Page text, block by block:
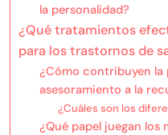
la personalidad?
¿Qué tratamientos
para los trastornos de
¿Cómo contribuyen la
asesoramiento a la
¿Cuáles son los
¿Qué papel juegan los